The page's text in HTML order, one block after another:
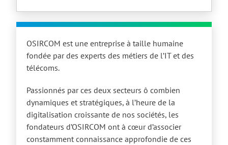
OSIRCOM est une entreprise à taille humaine
fondée par des experts des métiers de l’IT et des
télécoms.
Passionnés par ces deux secteurs ô combien
dynamiques et stratégiques, à l’heure de la
digitalisation croissante de nos sociétés, les
fondateurs d’OSIRCOM ont à cœur d’associer
constamment connaissance approfondie de ces